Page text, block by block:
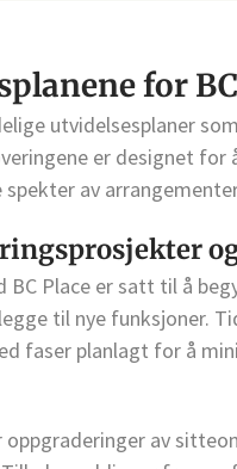
for
utvidelsesplaner
er designet
av
BC Place er satt til å
til nye funksjoner.
faser planlagt for å
av